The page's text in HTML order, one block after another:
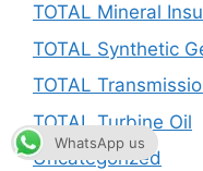
TOTAL Mineral
TOTAL Synthetic
TOTAL
TOTAL Turbine Oil
Uncategorized
WhatsApp us